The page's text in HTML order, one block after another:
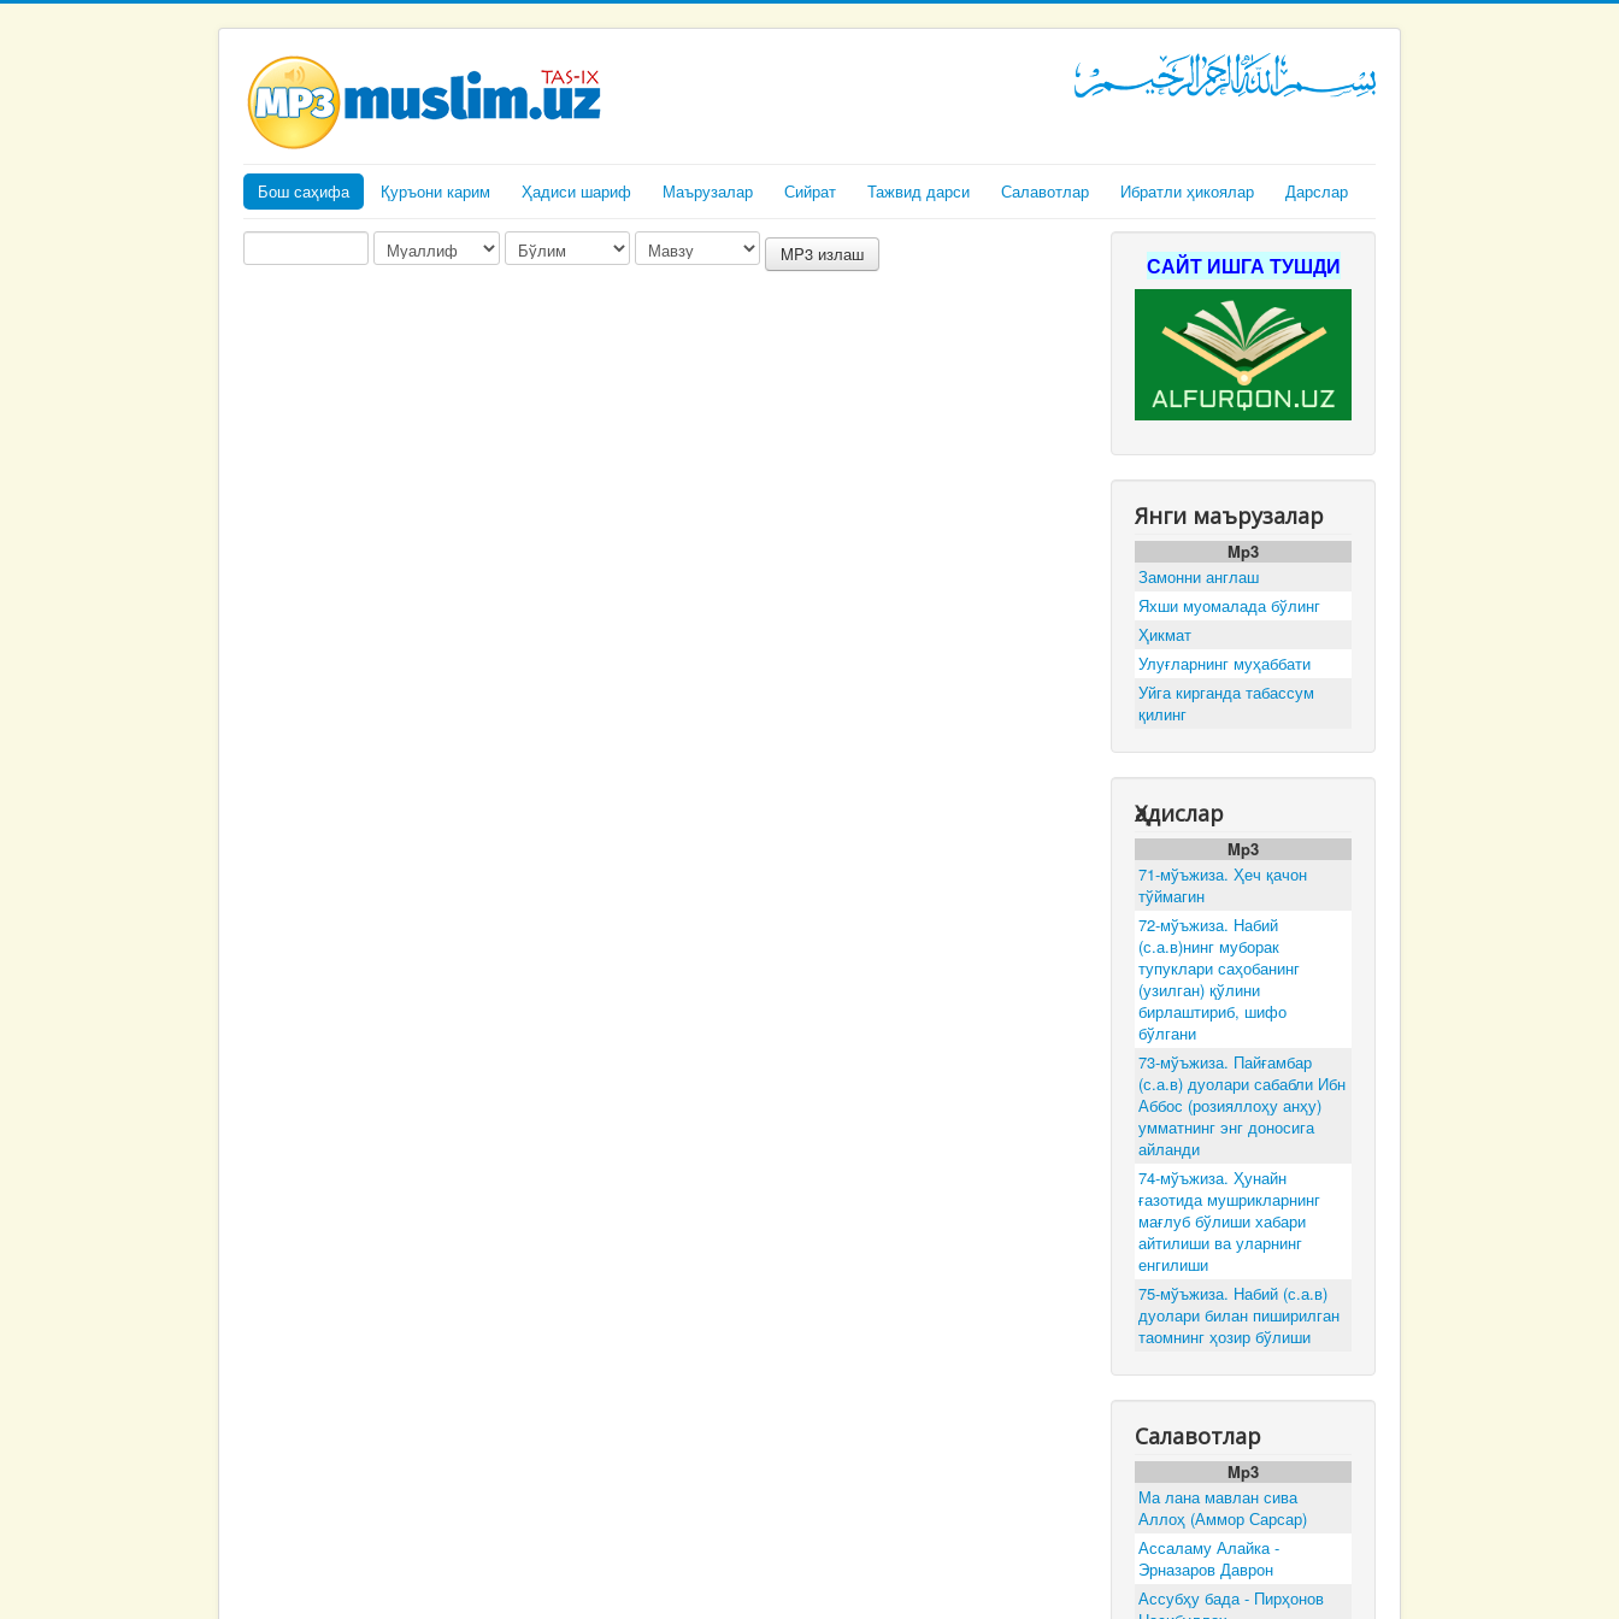
Бош саҳифа Қуръони карим Ҳадиси шариф Маърузалар Сийрат Тажвид дарси Салавотлар Ибратли ҳикоялар Дарслар
САЙТ ИШГА ТУШДИ
Янги маърузалар
Mp3
Замонни англаш
Яхши муомалада бўлинг
Ҳикмат
Улуғларнинг муҳаббати
Уйга кирганда табассум
қилинг
Ҳадислар
Mp3
71-мўъжиза. Ҳеч қачон
тўймагин
72-мўъжиза. Набий
(с.а.в)нинг муборак
тупуклари саҳобанинг
(узилган) қўлини
бирлаштириб, шифо
бўлгани
73-мўъжиза. Пайғамбар
(с.а.в) дуолари сабабли Ибн
Аббос (розияллоҳу анҳу)
умматнинг энг доносига
айланди
74-мўъжиза. Ҳунайн
ғазотида мушрикларнинг
мағлуб бўлиши хабари
айтилиши ва уларнинг
енгилиши
75-мўъжиза. Набий (с.а.в)
дуолари билан пиширилган
таомнинг ҳозир бўлиши
Салавотлар
Mp3
Ма лана мавлан сива
Аллоҳ (Аммор Сарсар)
Ассаламу Алайка -
Эрназаров Даврон
Ассубҳу бада - Пирҳонов